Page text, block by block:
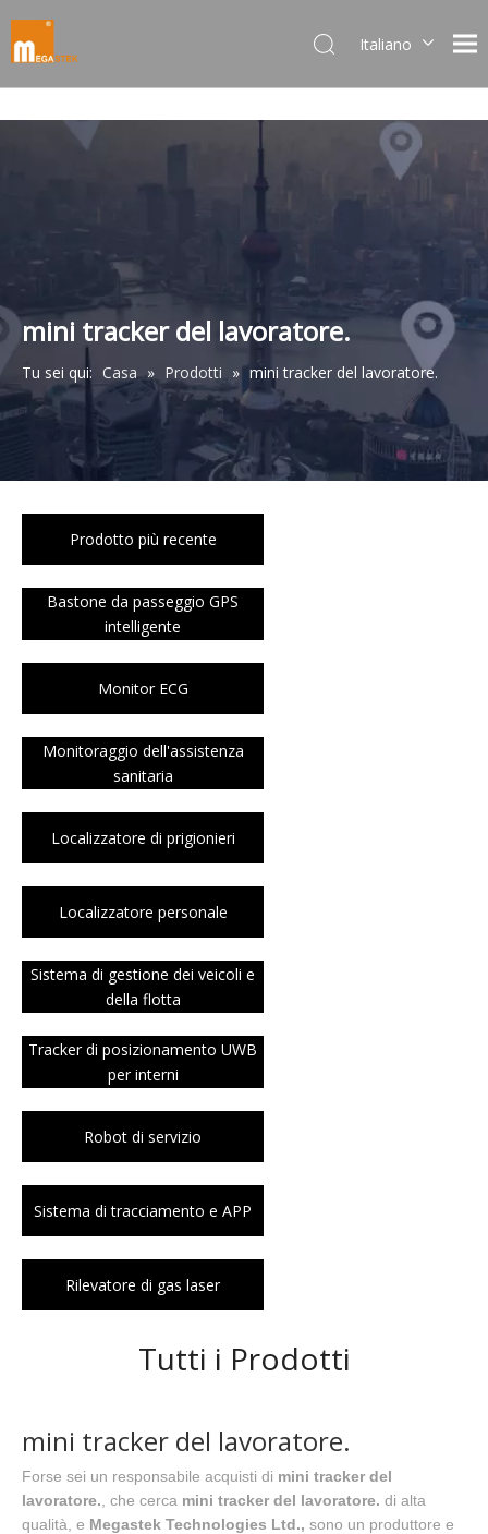
Italiano
한국어
日本語
Español
Français
English
mini tracker del lavoratore.
Tu sei qui: Casa » Prodotti » mini tracker del lavoratore.
Prodotto più recente
Bastone da passeggio GPS
intelligente
Monitor ECG
Monitoraggio dell'assistenza
sanitaria
Localizzatore di prigionieri
Localizzatore personale
Sistema di gestione dei veicoli e
della flotta
Tracker di posizionamento UWB
per interni
Robot di servizio
Sistema di tracciamento e APP
Rilevatore di gas laser
Tutti i Prodotti
mini tracker del lavoratore.
Forse sei un responsabile acquisti di mini tracker del
lavoratore. , che cerca mini tracker del lavoratore. di alta
qualità, e Megastek Technologies Ltd., sono un produttore e